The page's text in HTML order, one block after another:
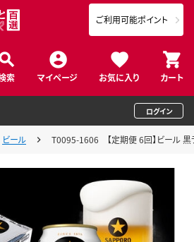
索 マイページ お気に入り カート
ご利用可能ポイント
ログイン
ビール T0095-1606 【定期便 6回】ビール 黒